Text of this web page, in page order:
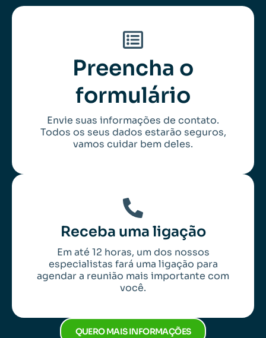
Preencha o
formulário
Envie suas informações de contato.
Todos os seus dados estarão seguros,
vamos cuidar bem deles.
Receba uma ligação
Em até 12 horas, um dos nossos
especialistas fará uma ligação para
agendar a reunião mais importante com
você.
QUERO MAIS INFORMAÇÕES